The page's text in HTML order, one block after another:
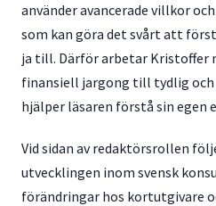
använder avancerade villkor
som kan göra det svårt att
ja till. Därför arbetar Kristoffer
finansiell jargong till tydlig och
hjälper läsaren förstå sin egen
Vid sidan av redaktörsrollen
utvecklingen inom svensk
förändringar hos kortutgivare